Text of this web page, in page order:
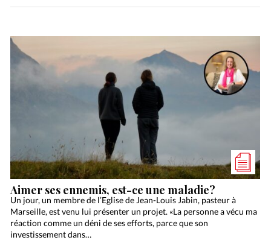
Aimer ses ennemis, est-ce une maladie?
Un jour, un membre de l’Eglise de Jean-Louis Jabin, pasteur à
Marseille, est venu lui présenter un projet. «La personne a vécu ma
réaction comme un déni de ses efforts, parce que son
investissement dans…